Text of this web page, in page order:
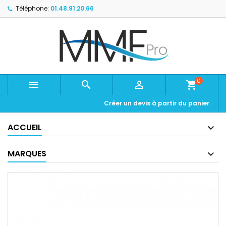
Téléphone: 01.48.91.20.66
   shopping_cart0
Créer un devis à partir du panier
ACCUEIL
MARQUES